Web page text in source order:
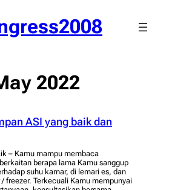
2022
ASI yang baik dan
– Kamu mampu membaca
berapa lama Kamu sanggup
suhu kamar, di lemari es, dan
freezer. Terkecuali Kamu mempunyai